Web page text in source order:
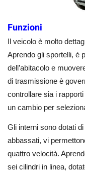
Funzioni
Il veicolo è molto
Aprendo gli sportelli, è
dell’abitacolo e
di trasmissione è
controllare sia i
un cambio per
Gli interni sono dotati
abbassati, vi
quattro velocità.
sei cilindri in linea,